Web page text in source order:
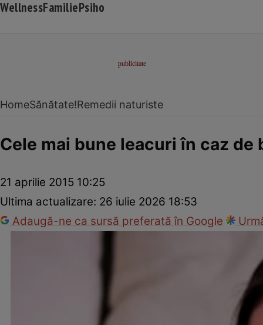
WellnessFamiliePsiho
HomeSănătate!Remedii naturiste
Cele mai bune leacuri în caz de
21 aprilie 2015 10:25
Ultima actualizare: 26 iulie 2026 18:53
Adaugă-ne ca sursă preferată în Google